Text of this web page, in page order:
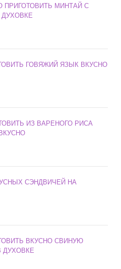
ПРИГОТОВИТЬ МИНТАЙ С
ГОВЯЖИЙ ЯЗЫК ВКУСНО
ИЗ ВАРЕНОГО РИСА
СЭНДВИЧЕЙ НА
ВКУСНО СВИНУЮ
ДУХОВКЕ